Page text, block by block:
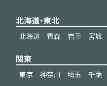
北海道・東北
北海道 青森 岩手 宮城
関東
東京 神奈川 埼玉 千葉